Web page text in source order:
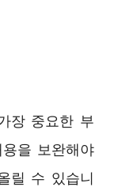
장 중요한 부
을 보완해야
릴 수 있습니